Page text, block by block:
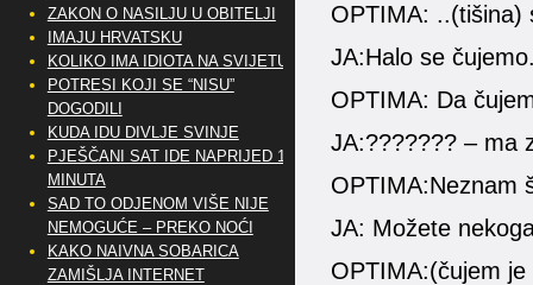
OPTIMA:
JA:Halo se
OPTIMA: Da
JA:??????? – ma
OPTIMA:Neznam
JA: Možete
OPTIMA:(čujem
ZAKON O NASILJU U OBITELJI
IMAJU HRVATSKU
KOLIKO IMA IDIOTA NA SVIJETU?
POTRESI KOJI SE “NISU”
DOGODILI
KUDA IDU DIVLJE SVINJE
PJEŠČANI SAT IDE NAPRIJED 10
MINUTA
SAD TO ODJENOM VIŠE NIJE
NEMOGUĆE – PREKO NOĆI
KAKO NAIVNA SOBARICA
ZAMIŠLJA INTERNET